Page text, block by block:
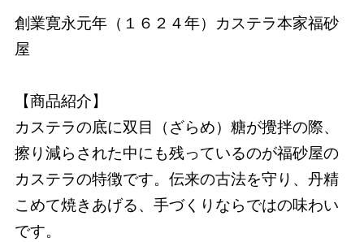
創業寛永元年（１６２４年）カステラ本家福砂
屋
【商品紹介】
カステラの底に双目（ざらめ）糖が攪拌の際、
擦り減らされた中にも残っているのが福砂屋の
カステラの特徴です。伝来の古法を守り、丹精
こめて焼きあげる、手づくりならではの味わい
です。